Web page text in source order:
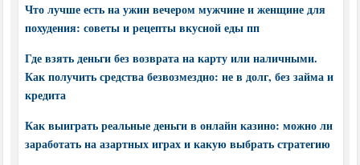
Что лучше есть на ужин вечером мужчине и женщине для
похудения: советы и рецепты вкусной еды пп
Где взять деньги без возврата на карту или наличными.
Как получить средства безвозмездно: не в долг, без займа и
кредита
Как выиграть реальные деньги в онлайн казино: можно ли
заработать на азартных играх и какую выбрать стратегию